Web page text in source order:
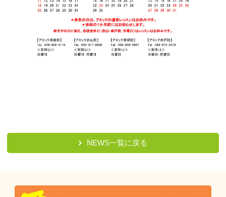
NEWS一覧に戻る